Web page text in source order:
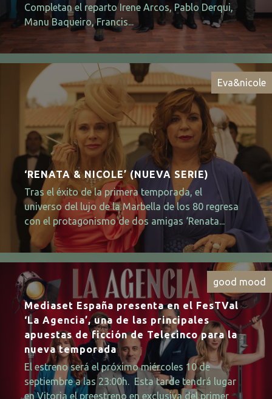
Completan el reparto Irene Arcos, Pablo Derqui,
Manu Baqueiro, Francis...
Eva&nicole
‘RENATA & NICOLE’ (NUEVA SERIE)
Tras el éxito de la primera temporada, el
universo del lujo de la Marbella de los 80 regresa
con el protagonismo de dos amigas ‘Renata...
good mood
Mediaset España presenta en el FesTVal
‘La Agencia’, una de las principales
apuestas de ficción de Telecinco para la
nueva temporada
El estreno será el próximo miércoles 10 de
septiembre a las 23:00h. Esta tarde tendrá lugar
en Vitoria el preestreno en exclusiva del primer